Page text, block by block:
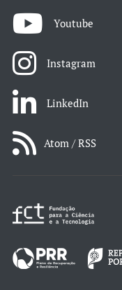
Youtube
Instagram
LinkedIn
Atom / RSS